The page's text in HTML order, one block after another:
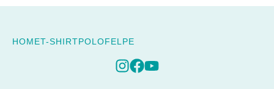
HOMET-SHIRTPOLOFELPE